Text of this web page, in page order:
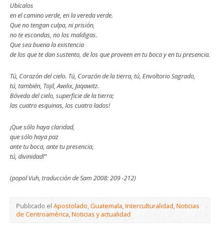
Ubícalos
en el camino verde, en la vereda verde.
Que no tengan culpa, ni prisión,
no te escondas, no los maldigas.
Que sea buena la existencia
de los que te dan sustento, de los que proveen en tu boca y en tu presencia.
Tú, Corazón del cielo. Tú, Corazón de la tierra, tú, Envoltorio Sagrado,
tú, también, Tojil, Awilix, Jaqawitz.
Bóveda del cielo, superficie de la tierra;
las cuatro esquinas, los cuatro lados!
¡Que sólo haya claridad,
que sólo haya paz
ante tu boca, ante tu presencia,
tú, divinidad!”
(popol Vuh, traducción de Sam 2008: 209 -212)
Publicado el Apostolado,Guatemala,Interculturalidad,Noticias
de Centroamérica,Noticias y actualidad